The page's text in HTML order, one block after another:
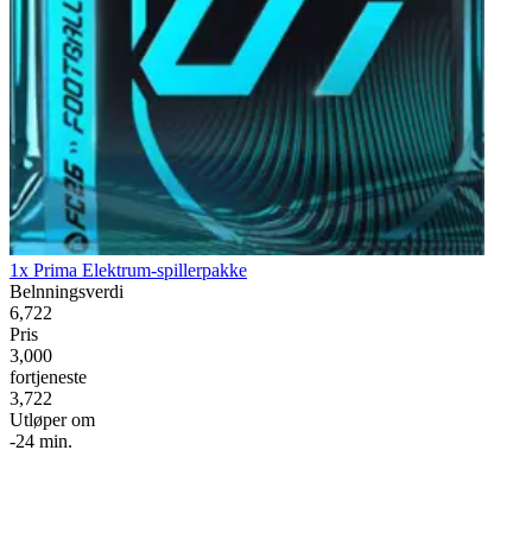
1x Prima Elektrum-spillerpakke
Belnningsverdi
6,722
Pris
3,000
fortjeneste
3,722
Utløper om
-24 min.